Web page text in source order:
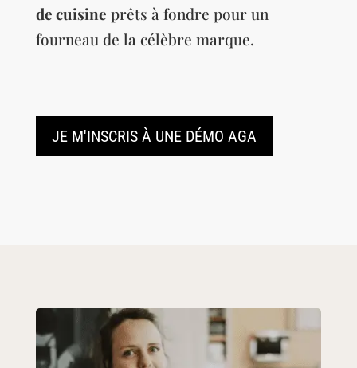
de cuisine prêts à fondre pour un
fourneau de la célèbre marque.
JE M'INSCRIS À UNE DÉMO AGA